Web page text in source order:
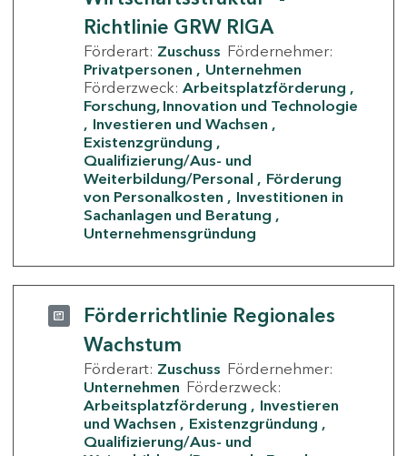
Richtlinie GRW RIGA
Förderart: Zuschuss Fördernehmer:
Privatpersonen
Unternehmen
Förderzweck: Arbeitsplatzförderung
Forschung, Innovation und Technologie
Investieren und Wachsen
Existenzgründung
Qualifizierung/Aus- und
Weiterbildung/Personal
Förderung
von Personalkosten
Investitionen in
Sachanlagen und Beratung
Unternehmensgründung
Förderrichtlinie Regionales
Wachstum
Förderart: Zuschuss Fördernehmer:
Unternehmen Förderzweck:
Arbeitsplatzförderung
Investieren
und Wachsen
Existenzgründung
Qualifizierung/Aus- und